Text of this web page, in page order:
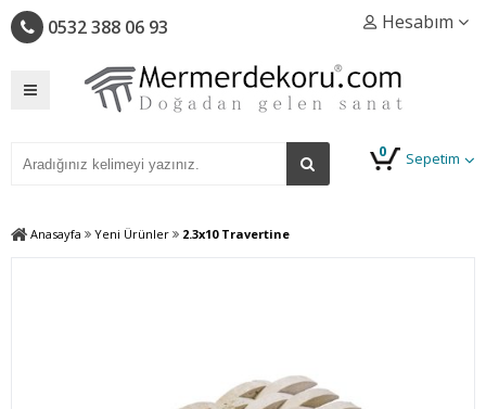
0532 388 06 93 Hesabım
Sepetim
0
Anasayfa Yeni Ürünler 2.3x10 Travertine